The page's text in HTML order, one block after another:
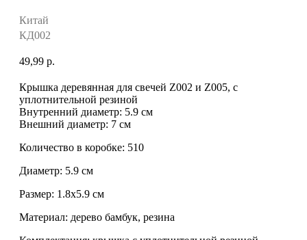
Китай
КД002
49,99 р.
Крышка деревянная для свечей Z002 и Z005, с
уплотнительной резиной
Внутренний диаметр: 5.9 см
Внешний диаметр: 7 см
Количество в коробке: 510
Диаметр: 5.9 см
Размер: 1.8х5.9 см
Материал: дерево бамбук, резина